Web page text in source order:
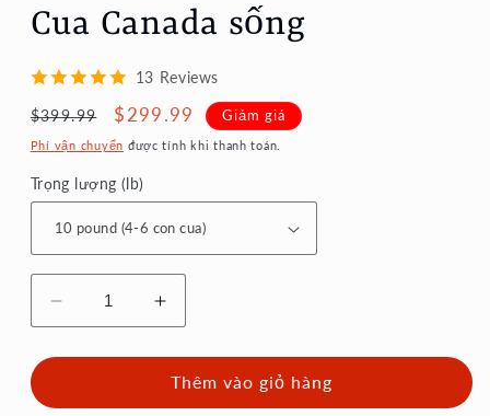
Cua Canada sống
13 Reviews
Giá
thông
$399.99
Giá
ưu
$299.99 Giảm giá
Phí vận chuyển được tính khi thanh toán.
Trọng lượng (lb)
số
lượng
Cua
Tăng
số
lượng
của
Cua
Thêm vào giỏ hàng